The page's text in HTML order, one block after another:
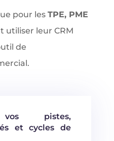
pour les TPE, PME
utiliser leur CRM
de
pistes,
et cycles de